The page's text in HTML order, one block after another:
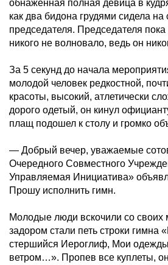
обнаженная полная девица в
как два бидона грудями сидела на
председателя. Председателя
никого не волновало, ведь он
За 5 секунд до начала
молодой человек редкостной,
красоты, высокий, атлетически
дорого одетый, он кинул
плащ подошел к столу и громко
— Добрый вечер, уважаемые
Очередного Совместного
Управляемая Инициатива»
Прошу исполнить гимн.
Молодые люди вскочили со своих
задором стали петь строки
cтершийся Иероглиф, Мои
ветром…». Пропев все куплеты,